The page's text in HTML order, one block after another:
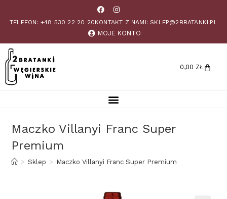
TELEFON: +48 530 22 20 20KONTAKT Z NAMI: SKLEP@2BRATANKI.PL
MOJE KONTO
0,00 ZŁ
Maczko Villanyi Franc Super
Premium
> Sklep > Maczko Villanyi Franc Super Premium